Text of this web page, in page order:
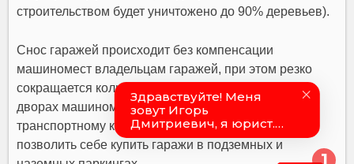
строительством будет уничтожено до 90% деревьев).
Снос гаражей происходит без компенсации
машиномест владельцам гаражей, при этом резко
сокращается количество машиномест в районе (во
дворах машиномест не будет). Это приведет к
транспортному коллапсу в районе, т.к. не все могут
позволить себе купить гаражи в подземных и